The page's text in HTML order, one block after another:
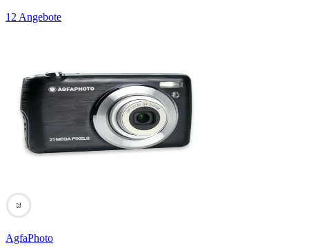
12 Angebote
73
AgfaPhoto